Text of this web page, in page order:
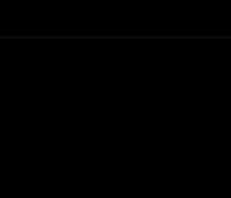
Bunny
ー画像